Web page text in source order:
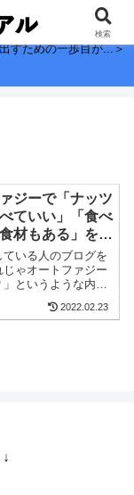
こと。
すための一歩目が...＞
ジーで「ナッツ
ていい」「食べ
材もある」を調
いる人のブログを
ゃオートファジー
というような内容
たので、実際のと
本や論文を読んで調
2022.02.23
検索